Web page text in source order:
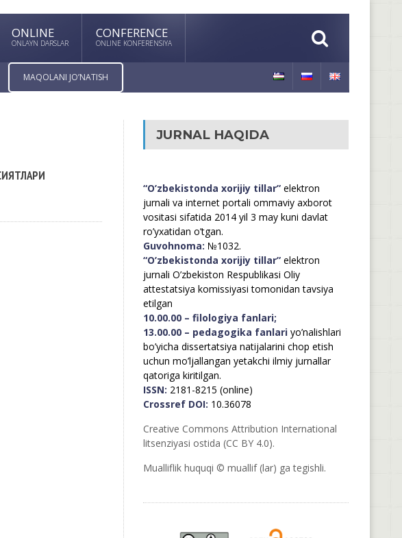
ONLINE
ONLAYN DARSLAR
CONFERENCE
ONLINE KONFERENSIYA
MAQOLANI JO’NATISH
JURNAL HAQIDA
“O’zbekistonda xorijiy tillar”elektron
jurnali va internet portali ommaviy axborot
vositasi sifatida 2014 yil 3 may kuni davlat
ro’yxatidan o’tgan.
Guvohnoma: №1032.
“O’zbekistonda xorijiy tillar”elektron
jurnali O’zbekiston Respublikasi Oliy
attestatsiya komissiyasi tomonidan tavsiya
etilgan
10.00.00 – filologiya fanlari;
13.00.00 – pedagogika fanlariyo’nalishlari
bo’yicha dissertatsiya natijalarini chop etish
uchun mo’ljallangan yetakchi ilmiy jurnallar
qatoriga kiritilgan.
ISSN: 2181-8215 (online)
Crossref DOI: 10.36078
Creative Commons Attribution International
litsenziyasi ostida (CC BY 4.0).
Mualliflik huquqi © muallif (lar) ga tegishli.